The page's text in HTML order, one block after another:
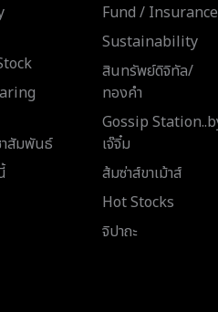
าสัมพันธ์
Fund / Insurance
Sustainability
สินทรัพย์ดิจิทัล/
ทองคำ
Gossip
เจ๊จิ๋ม
ส้มซ่าส์ขาเม้าส์
Hot Stocks
จิปาถะ